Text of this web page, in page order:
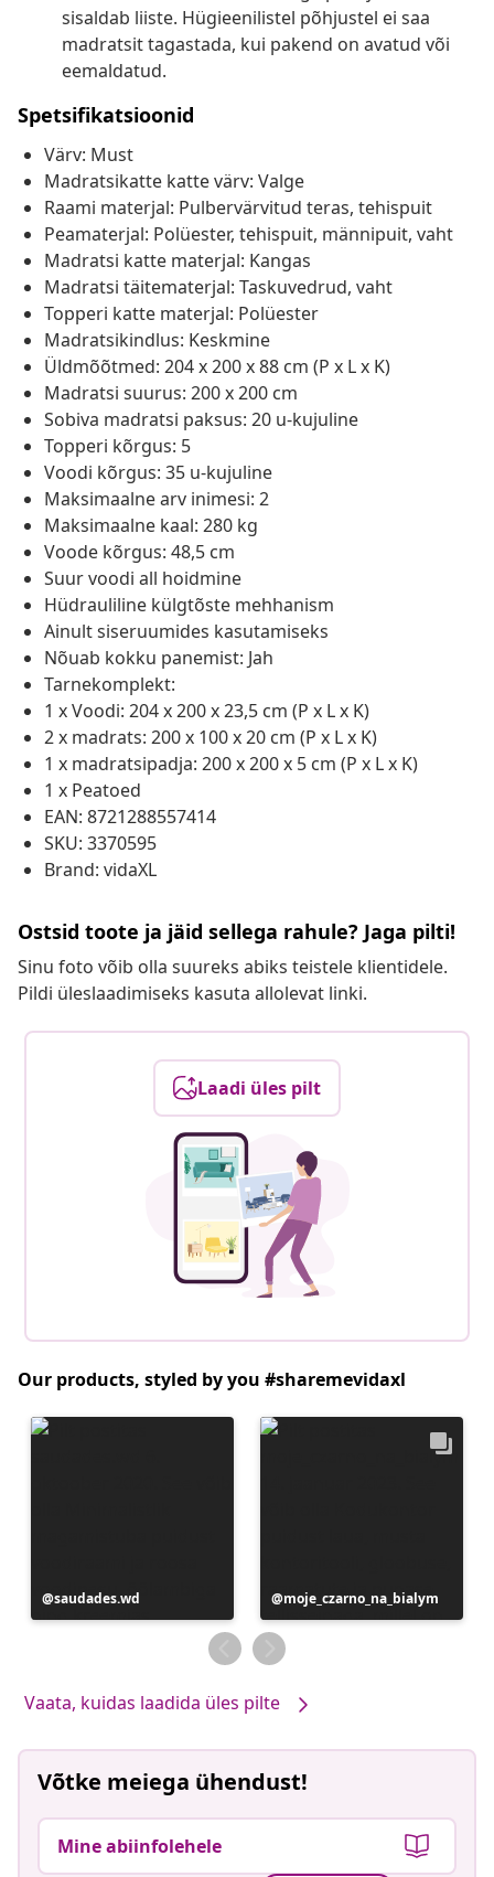
sisaldab liiste. Hügieenilistel põhjustel ei saa
madratsit tagastada, kui pakend on avatud või
eemaldatud.
Spetsifikatsioonid
Värv: Must
Madratsikatte katte värv: Valge
Raami materjal: Pulbervärvitud teras, tehispuit
Peamaterjal: Polüester, tehispuit, männipuit, vaht
Madratsi katte materjal: Kangas
Madratsi täitematerjal: Taskuvedrud, vaht
Topperi katte materjal: Polüester
Madratsikindlus: Keskmine
Üldmõõtmed: 204 x 200 x 88 cm (P x L x K)
Madratsi suurus: 200 x 200 cm
Sobiva madratsi paksus: 20 u-kujuline
Topperi kõrgus: 5
Voodi kõrgus: 35 u-kujuline
Maksimaalne arv inimesi: 2
Maksimaalne kaal: 280 kg
Voode kõrgus: 48,5 cm
Suur voodi all hoidmine
Hüdrauliline külgtõste mehhanism
Ainult siseruumides kasutamiseks
Nõuab kokku panemist: Jah
Tarnekomplekt:
1 x Voodi: 204 x 200 x 23,5 cm (P x L x K)
2 x madrats: 200 x 100 x 20 cm (P x L x K)
1 x madratsipadja: 200 x 200 x 5 cm (P x L x K)
1 x Peatoed
EAN: 8721288557414
SKU: 3370595
Brand: vidaXL
Ostsid toote ja jäid sellega rahule? Jaga pilti!
Sinu foto võib olla suureks abiks teistele klientidele.
Pildi üleslaadimiseks kasuta allolevat linki.
Laadi üles pilt
Our products, styled by you #sharemevidaxl
Postitus
avaldatud
saudades.wd
Postitus
avaldatud
moje_czarno_na_bialym
Vaata, kuidas laadida üles pilte
Võtke meiega ühendust!
Mine abiinfolehele